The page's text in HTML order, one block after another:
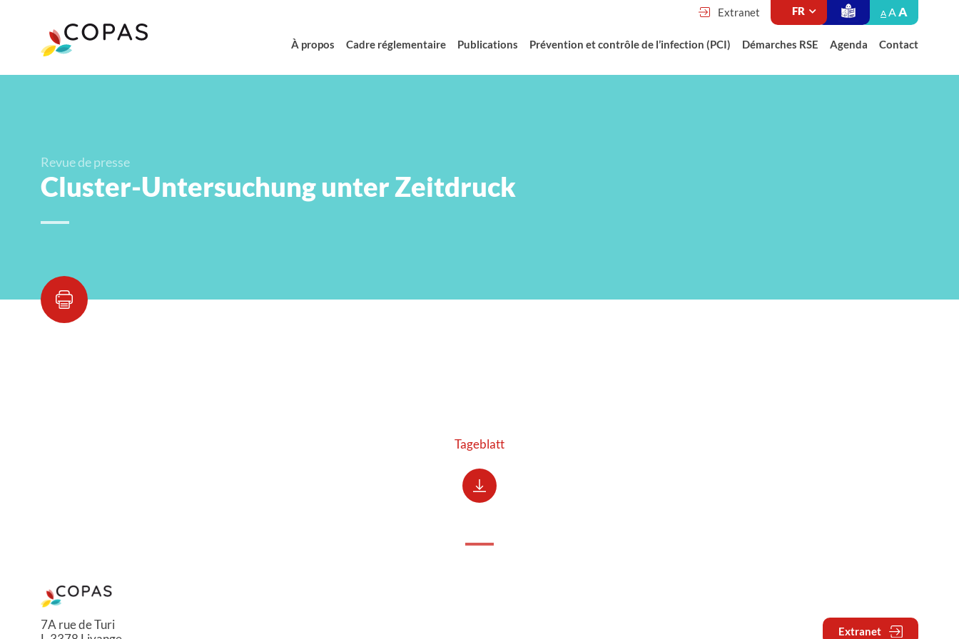
Extranet A AA
À propos Cadre réglementaire Publications Prévention et contrôle de l’infection (PCI) Démarches RSE Agenda Contact
Revue de presse
Cluster-Untersuchung unter Zeitdruck
Tageblatt
7A rue de Turi
Extranet